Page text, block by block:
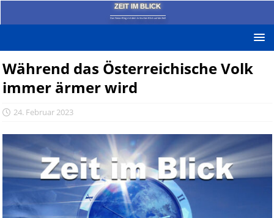
ZEIT IM BLICK
Das News-Blog mit dem kritischen Blick auf die Zeit!
Während das Österreichische Volk
immer ärmer wird
24. Februar 2023